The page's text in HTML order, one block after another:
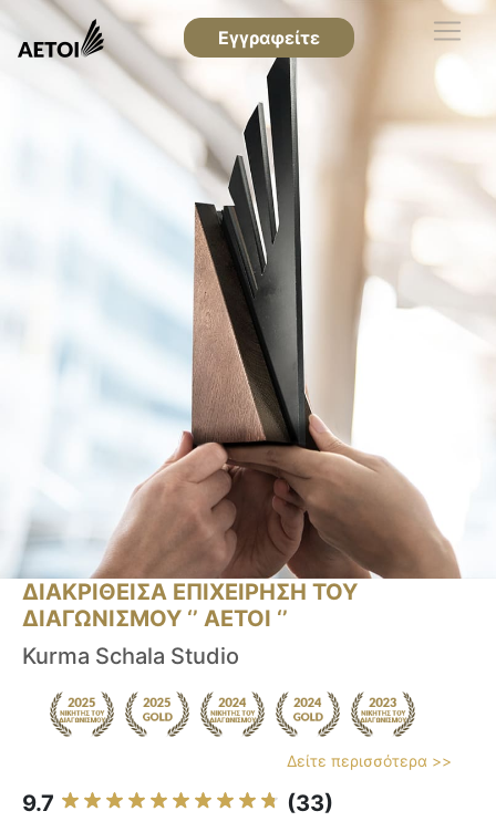
Εγγραφείτε
ΔΙΑΚΡΙΘΕΙΣΑ ΕΠΙΧΕΙΡΗΣΗ ΤΟΥ
ΔΙΑΓΩΝΙΣΜΟΥ ‘’ ΑΕΤΟΙ ‘’
Kurma Schala Studio
Δείτε περισσότερα >>
9.7 (33)